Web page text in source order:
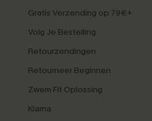
Gratis Verzending op 79€+
Volg Je Bestelling
Retourzendingen
Retourneer Beginnen
Zwem Fit Oplossing
Klarna